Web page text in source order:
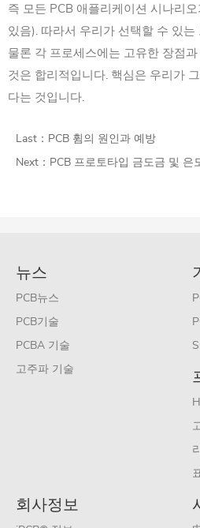
즉 모든 PCB 애플리케이션 시나리
있음). 따라서 우리가 선택할 수 있
물론 각 프로세스에는 고유한 장점
것은 합리적입니다. 핵심은 우리가
다는 것입니다.
Last： PCB 휨의 원인과 예방
Next： PCB 프로토타입 금도금 및
뉴스
PCB뉴스
PCB기술
PCBA 기술
고주파 기술
회사정보